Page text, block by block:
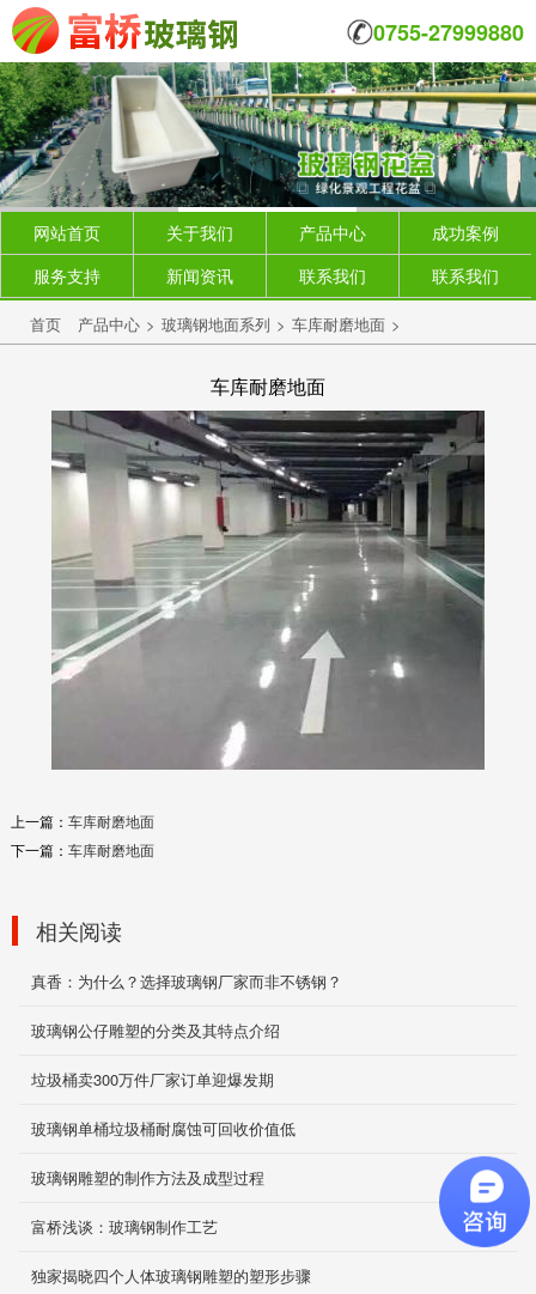
0755-27999880
网站首页 关于我们 产品中心
成功案例
服务支持
新闻资讯 联系我们 联系我们
首页 产品中心 > 玻璃钢地面系列 > 车库耐磨地面 >
车库耐磨地面
上一篇： 车库耐磨地面
下一篇： 车库耐磨地面
相关阅读
真香：为什么？选择玻璃钢厂家而非不锈钢？
玻璃钢公仔雕塑的分类及其特点介绍
垃圾桶卖300万件厂家订单迎爆发期
玻璃钢单桶垃圾桶耐腐蚀可回收价值低
玻璃钢雕塑的制作方法及成型过程
富桥浅谈：玻璃钢制作工艺
独家揭晓四个人体玻璃钢雕塑的塑形步骤
2019-12-05